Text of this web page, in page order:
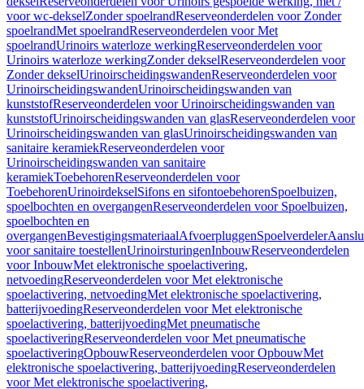
voor wc-dekselZonder spoelrandReserveonderdelen voor Zonder
spoelrandMet spoelrandReserveonderdelen voor Met
spoelrandUrinoirs waterloze werkingReserveonderdelen voor
Urinoirs waterloze werkingZonder dekselReserveonderdelen voor
Zonder dekselUrinoirscheidingswandenReserveonderdelen voor
UrinoirscheidingswandenUrinoirscheidingswanden van
kunststofReserveonderdelen voor Urinoirscheidingswanden van
kunststofUrinoirscheidingswanden van glasReserveonderdelen voor
Urinoirscheidingswanden van glasUrinoirscheidingswanden van
sanitaire keramiekReserveonderdelen voor
Urinoirscheidingswanden van sanitaire
keramiekToebehorenReserveonderdelen voor
ToebehorenUrinoirdekselSifons en sifontoebehorenSpoelbuizen,
spoelbochten en overgangenReserveonderdelen voor Spoelbuizen,
spoelbochten en
overgangenBevestigingsmateriaalAfvoerpluggenSpoelverdeler
voor sanitaire toestellenUrinoirsturingenInbouwReserveonderdelen
voor InbouwMet elektronische spoelactivering,
netvoedingReserveonderdelen voor Met elektronische
spoelactivering, netvoedingMet elektronische spoelactivering,
batterijvoedingReserveonderdelen voor Met elektronische
spoelactivering, batterijvoedingMet pneumatische
spoelactiveringReserveonderdelen voor Met pneumatische
spoelactiveringOpbouwReserveonderdelen voor OpbouwMet
elektronische spoelactivering, batterijvoedingReserveonderdelen
voor Met elektronische spoelactivering,